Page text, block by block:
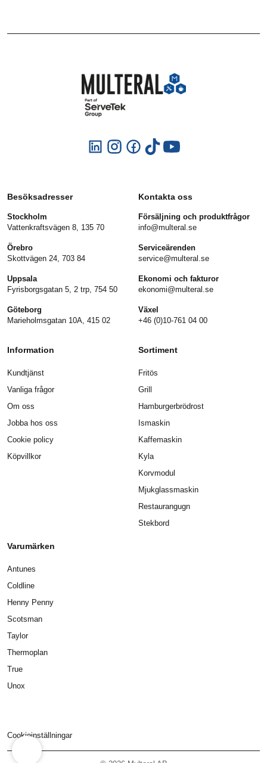
Besöksadresser
Stockholm
Vattenkraftsvägen 8, 135 70
Örebro
Skottvägen 24, 703 84
Uppsala
Fyrisborgsgatan 5, 2 trp, 754 50
Göteborg
Marieholmsgatan 10A, 415 02
Kontakta oss
Försäljning och produktfrågor
info@multeral.se
Serviceärenden
service@multeral.se
Ekonomi och fakturor
ekonomi@multeral.se
Växel
+46 (0)10-761 04 00
Information
Kundtjänst
Vanliga frågor
Om oss
Jobba hos oss
Cookie policy
Köpvillkor
Sortiment
Fritös
Grill
Hamburgerbrödrost
Ismaskin
Kaffemaskin
Kyla
Korvmodul
Mjukglassmaskin
Restaurangugn
Stekbord
Varumärken
Antunes
Coldline
Henny Penny
Scotsman
Taylor
Thermoplan
True
Unox
Cookieinställningar